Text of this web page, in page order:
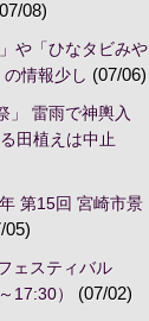
08)
や「ひなタビみや
情報少し (07/06)
」 雷雨で神輿入
田植えは中止
第15回 宮崎市景
05)
ェスティバル
17:30）
(07/02)